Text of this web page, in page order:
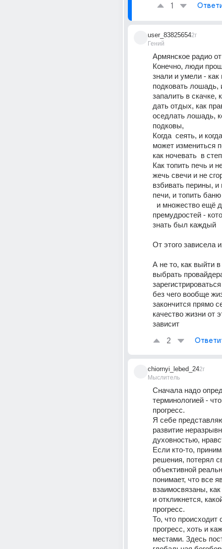
1
user_83825654
Гений
2г
Армянское радио
Конечно, люди
знали и умели - как
подковать лошадь,
запалить в скачке,
дать отдых, как
оседлать лошадь,
подковы,
Когда  сеять, и
может измениться
как ночевать  в
Как топить печь и
жечь свечи и не
взбивать перины, и
печи, и топить баню
премудростей -
знать был каждый
От этого зависела
А не то, как выйти в
выбрать
без чего вообще
закончится прямо
качество жизни от
зависит
2
chiornyi_lebed_24
Мыслитель
2г
Сначала надо
терминологией -
прогресс.
Я себе
развитие
духовностью,
Если кто-то,
решения, потерял
объективной
понимает, что все
взаимосвязаны, как
и откликнется,
прогресс.
То, что происходит
прогресс, хоть и
местами. Здесь